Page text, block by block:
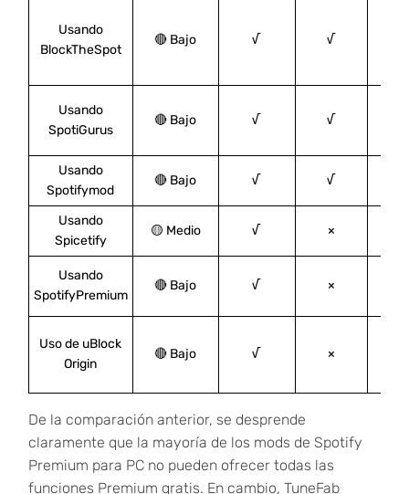
Usando
BlockTheSpot
🔴 Bajo √ √
Usando
SpotiGurus
🔴 Bajo √ √
Usando
Spotifymod
🔴 Bajo √ √
Usando
Spicetify
🟡 Medio √ ×
Usando
SpotifyPremium
🔴 Bajo √ ×
Uso de uBlock
Origin
🔴 Bajo √ ×
De la comparación anterior, se desprende
claramente que la mayoría de los mods de Spotify
Premium para PC no pueden ofrecer todas las
funciones Premium gratis. En cambio, TuneFab